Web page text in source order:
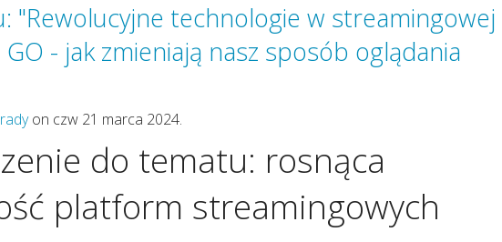
"Rewolucyjne technologie w streamingowej
GO - jak zmieniają nasz sposób oglądania
on czw 21 marca 2024.
do tematu: rosnąca
platform streamingowych